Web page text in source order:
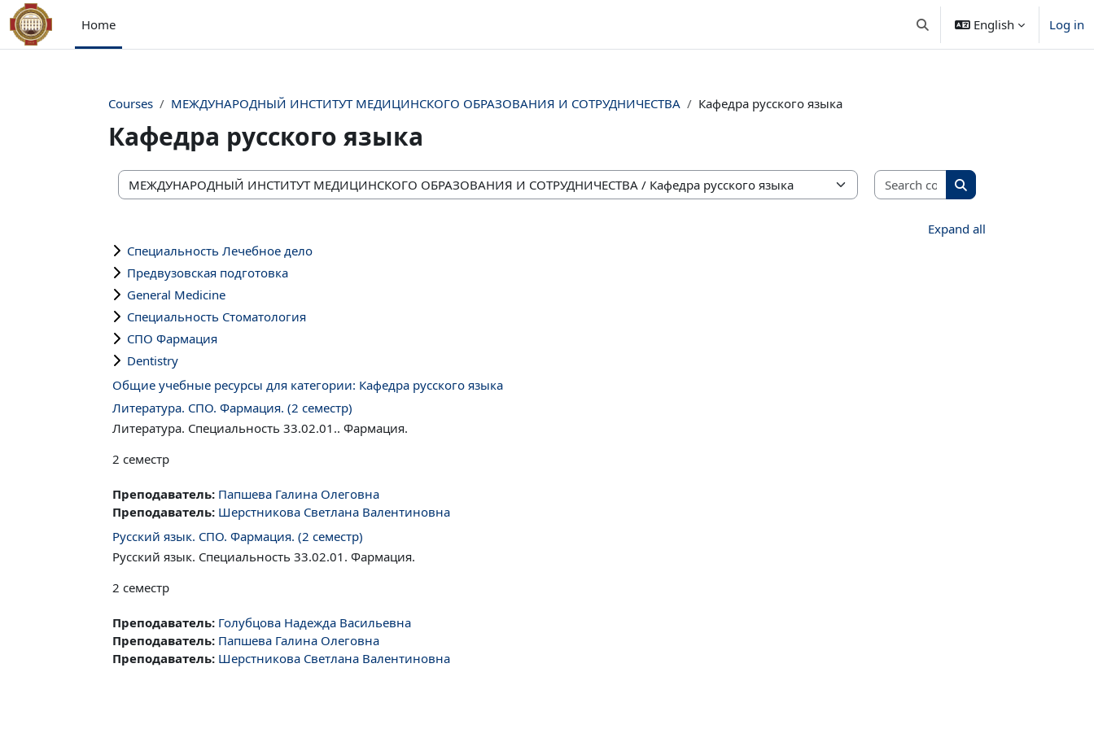
Skip to main content
Home
Toggle search input
English Log in
Courses МЕЖДУНАРОДНЫЙ ИНСТИТУТ МЕДИЦИНСКОГО ОБРАЗОВАНИЯ И СОТРУДНИЧЕСТВА Кафедра русского языка
Кафедра русского языка
Course categories
Search courses
Search courses
Expand all
Специальность Лечебное дело
Предвузовская подготовка
General Medicine
Специальность Стоматология
СПО Фармация
Dentistry
Общие учебные ресурсы для категории: Кафедра русского языка
Литература. СПО. Фармация. (2 семестр)
Литература. Специальность 33.02.01.. Фармация.
2 семестр
Преподаватель: Папшева Галина Олеговна
Преподаватель: Шерстникова Светлана Валентиновна
Русский язык. СПО. Фармация. (2 семестр)
Русский язык. Специальность 33.02.01. Фармация.
2 семестр
Преподаватель: Голубцова Надежда Васильевна
Преподаватель: Папшева Галина Олеговна
Преподаватель: Шерстникова Светлана Валентиновна